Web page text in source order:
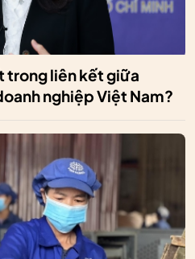
trong liên kết giữa
nghiệp Việt Nam?